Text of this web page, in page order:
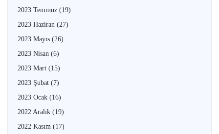
2023 Temmuz (19)
2023 Haziran (27)
2023 Mayıs (26)
2023 Nisan (6)
2023 Mart (15)
2023 Şubat (7)
2023 Ocak (16)
2022 Aralık (19)
2022 Kasım (17)